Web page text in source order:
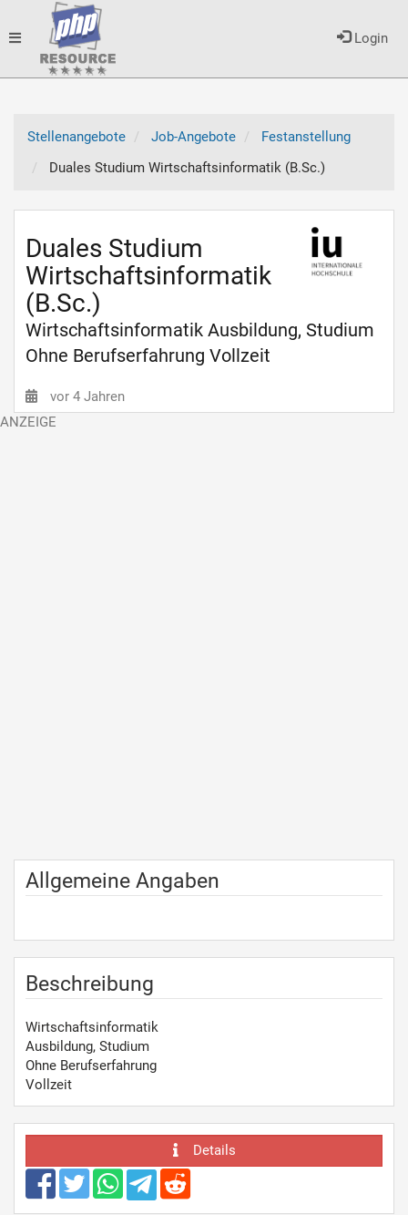
Login
Toggle
Stellenangebote
Job-Angebote
Festanstellung
Duales Studium Wirtschaftsinformatik (B.Sc.)
Duales Studium
Wirtschaftsinformatik
(B.Sc.)
Wirtschaftsinformatik Ausbildung, Studium
Ohne Berufserfahrung Vollzeit
vor 4 Jahren
Allgemeine Angaben
Beschreibung
Wirtschaftsinformatik
Ausbildung, Studium
Ohne Berufserfahrung
Vollzeit
Details